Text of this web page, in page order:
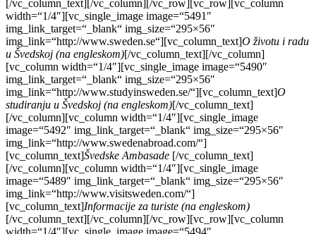
[/vc_column_text][/vc_column][/vc_row][vc_row][vc_column
width=“1/4″][vc_single_image image=“5491″
img_link_target=“_blank“ img_size=“295×56″
img_link=“http://www.sweden.se“][vc_column_text]O životu i radu
u Švedskoj (na engleskom)[/vc_column_text][/vc_column]
[vc_column width=“1/4″][vc_single_image image=“5490″
img_link_target=“_blank“ img_size=“295×56″
img_link=“http://www.studyinsweden.se/“][vc_column_text]O
studiranju u Švedskoj (na engleskom)[/vc_column_text]
[/vc_column][vc_column width=“1/4″][vc_single_image
image=“5492″ img_link_target=“_blank“ img_size=“295×56″
img_link=“http://www.swedenabroad.com/“]
[vc_column_text]Švedske Ambasade [/vc_column_text]
[/vc_column][vc_column width=“1/4″][vc_single_image
image=“5489″ img_link_target=“_blank“ img_size=“295×56″
img_link=“http://www.visitsweden.com/“]
[vc_column_text]Informacije za turiste (na engleskom)
[/vc_column_text][/vc_column][/vc_row][vc_row][vc_column
width=“1/4″][vc_single_image image=“5494″